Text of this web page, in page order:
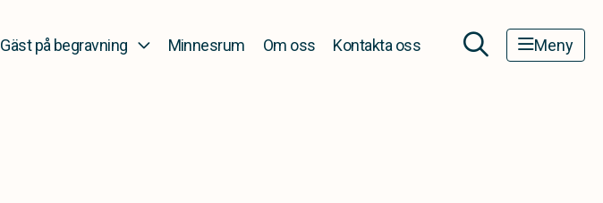
Gäst på begravning Minnesrum Om oss Kontakta oss Meny